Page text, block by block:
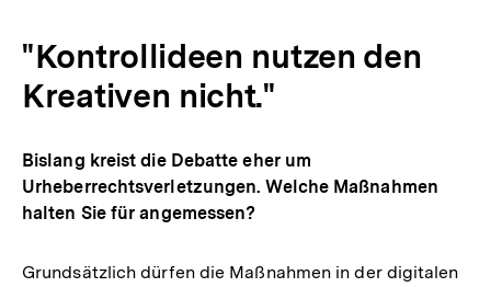
"Kontrollideen nutzen den
Kreativen nicht."
Bislang kreist die Debatte eher um
Urheberrechtsverletzungen. Welche Maßnahmen
halten Sie für angemessen?
Grundsätzlich dürfen die Maßnahmen in der digitalen